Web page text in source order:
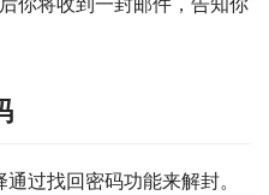
过找回密码功能来解封。